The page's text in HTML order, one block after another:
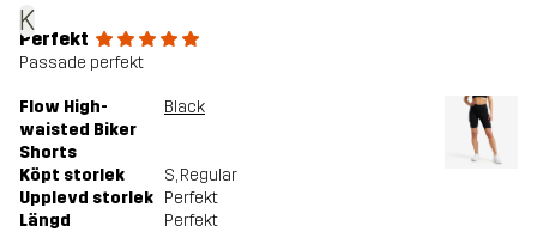
K
Perfekt
Passade perfekt
Flow High-
waisted Biker
Shorts
Black
Köpt storlek S, Regular
Upplevd storlek Perfekt
Längd
Perfekt